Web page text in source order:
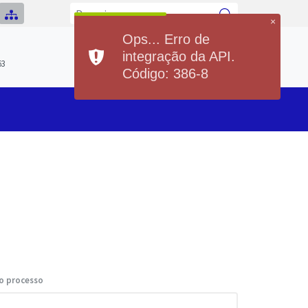
Previsão do Tempo
Hoje
Min20°Max36°
Segunda
Min 20°
processo
×
Ops... Erro de
integração da API.
Código: 386-8